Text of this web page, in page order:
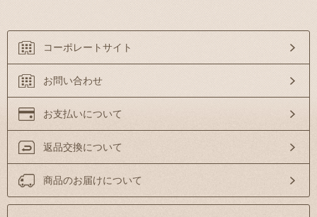
コーポレートサイト
お問い合わせ
お支払いについて
返品交換について
商品のお届けについて